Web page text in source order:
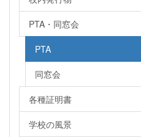
PTA・同窓会
PTA
同窓会
各種証明書
学校の風景